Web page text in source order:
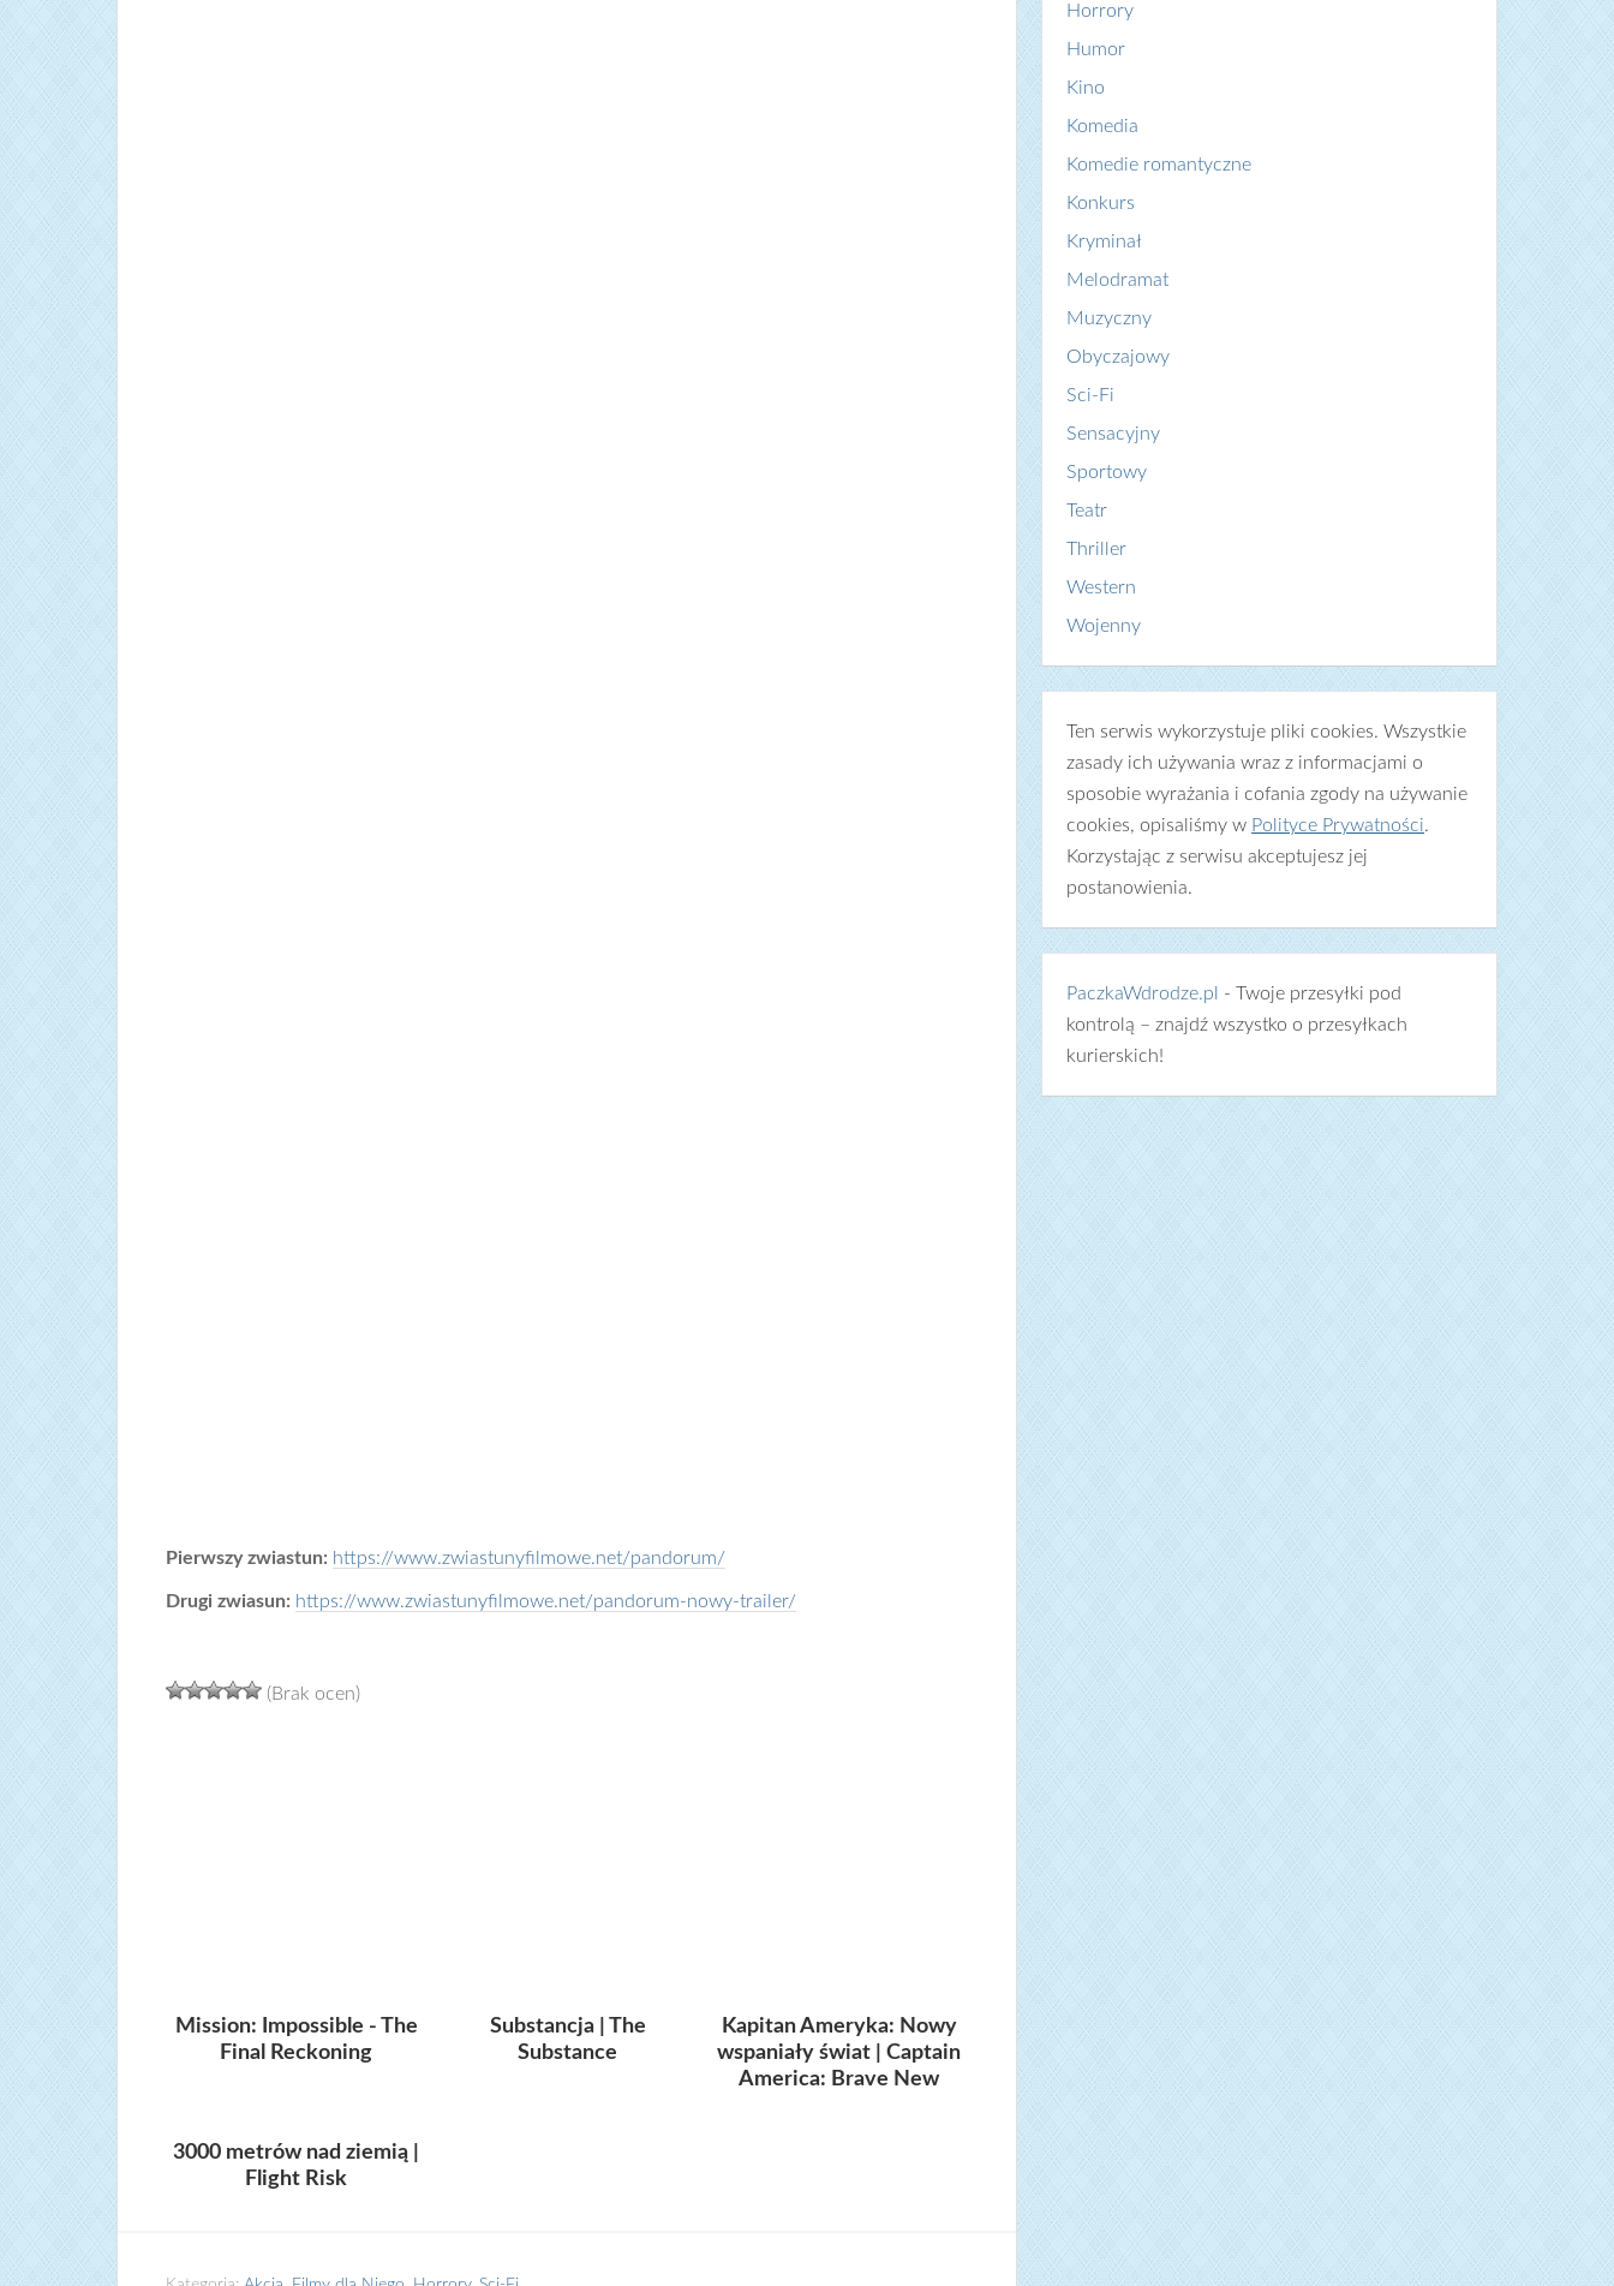
Pierwszy zwiastun: https://www.zwiastunyfilmowe.net/pandorum/
Drugi zwiasun: https://www.zwiastunyfilmowe.net/pandorum-nowy-trailer/
(Brak ocen)
Mission: Impossible - The
Final Reckoning
Substancja | The
Substance
Kapitan Ameryka: Nowy
wspaniały świat | Captain
America: Brave New
3000 metrów nad ziemią |
Flight Risk
Horrory
Humor
Kino
Komedia
Komedie romantyczne
Konkurs
Kryminał
Melodramat
Muzyczny
Obyczajowy
Sci-Fi
Sensacyjny
Sportowy
Teatr
Thriller
Western
Wojenny
Ten serwis wykorzystuje pliki cookies. Wszystkie
zasady ich używania wraz z informacjami o
sposobie wyrażania i cofania zgody na używanie
cookies, opisaliśmy w Polityce Prywatności.
Korzystając z serwisu akceptujesz jej
postanowienia.
PaczkaWdrodze.pl
- Twoje przesyłki pod
kontrolą – znajdź wszystko o przesyłkach
kurierskich!